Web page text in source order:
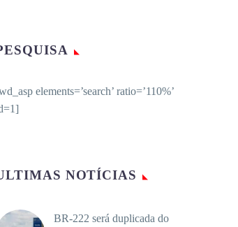
elements=’search’ ratio=’110%’
NOTÍCIAS
BR-222 será duplicada do